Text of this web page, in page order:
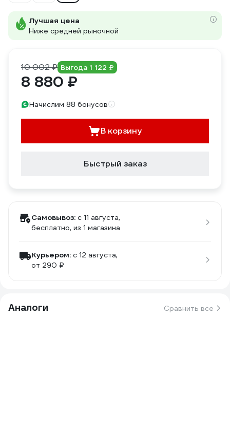
Лучшая цена
Ниже средней рыночной
10 002 ₽ Выгода 1 122 ₽
8 880 ₽
Начислим 88 бонусов
В корзину
Быстрый заказ
Самовывоз: c 11 августа,
бесплатно, из 1 магазина
Курьером: c 12 августа,
от 290 ₽
Аналоги Сравнить все